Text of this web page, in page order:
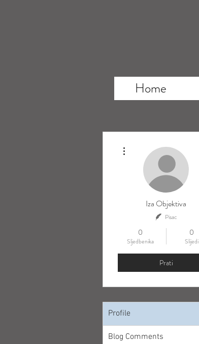
Home
Iza Objektiva
Pisac
0
Sljedbenika
0
Slijedi
Prati
Profile
Blog Comments